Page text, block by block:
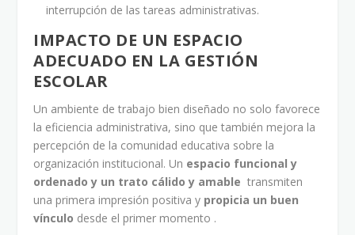
interrupción de las tareas administrativas.
IMPACTO DE UN ESPACIO
ADECUADO EN LA GESTIÓN
ESCOLAR
Un ambiente de trabajo bien diseñado no solo favorece
la eficiencia administrativa, sino que también mejora la
percepción de la comunidad educativa sobre la
organización institucional. Un espacio funcional y
ordenado y un trato cálido y amable transmiten
una primera impresión positiva y propicia un buen
vínculo desde el primer momento .